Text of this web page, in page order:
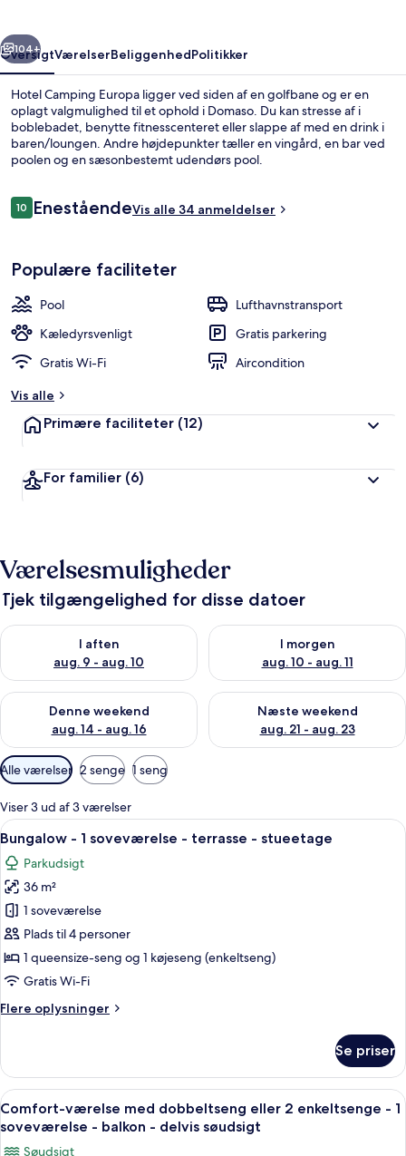
Næste
104+
OversigtVærelserBeliggenhedPolitikker
Hotel Camping Europa ligger ved siden af en golfbane og er en
oplagt valgmulighed til et ophold i Domaso. Du kan stresse af i
boblebadet, benytte fitnesscenteret eller slappe af med en drink i
baren/loungen. Andre højdepunkter tæller en vingård, en bar ved
poolen og en sæsonbestemt udendørs pool.
Anmeldelser
1010 ud af 10.
EneståendeVis alle 34 anmeldelser
Populære faciliteter
Pool
Lufthavnstransport
Kæledyrsvenligt
Gratis parkering
Gratis Wi-Fi
Aircondition
Vis alle
Primære faciliteter (12)
For familier (6)
Værelsesmuligheder
Tjek tilgængelighed for disse datoer
I aften
aug. 9 - aug. 10
Tjek tilgængelighed for i aften aug. 9 - aug. 10
I morgen
aug. 10 - aug. 11
Tjek tilgængelighed for i
Denne weekend
aug. 14 - aug. 16
Tjek tilgængelighed for denne weekend aug. 14 - aug. 16
Næste weekend
aug. 21 - aug. 23
Tjek tilgængelighed for næste
Tilgængelige
filtre
for
værelser
Alle værelser 2 senge 1 seng
Viser 3 ud af 3 værelser
Indlæs
alle
billeder
af
Bungalow
-
1
soveværelse
terrasse
En overdækket terrasse med et
16
Bungalow - 1 soveværelse - terrasse - stueetage
Parkudsigt
36 m²
1 soveværelse
Plads til 4 personer
1 queensize-seng og 1 køjeseng (enkeltseng)
Gratis Wi-Fi
Flere oplysninger
Flere
-
soveværelse
-
Se priser
Indlæs
alle
Et hotelværelse med seng,
11
Comfort-værelse med dobbeltseng eller 2 enkeltsenge - 1
soveværelse - balkon - delvis søudsigt
Søudsigt